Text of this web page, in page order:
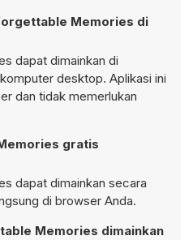
Memories di
dapat dimainkan di
desktop. Aplikasi ini
dan tidak memerlukan
gratis
dapat dimainkan secara
di browser Anda.
Memories dimainkan